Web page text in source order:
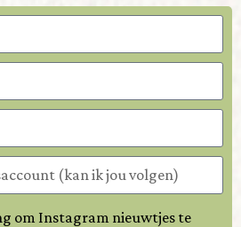
om Instagram nieuwtjes te